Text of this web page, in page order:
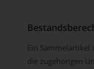
Ein Sammelartikel
die zugehörigen